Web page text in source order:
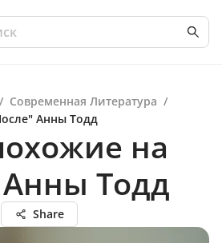
/ Современная Литература /
Анны Тодд
на
Тодд
Share